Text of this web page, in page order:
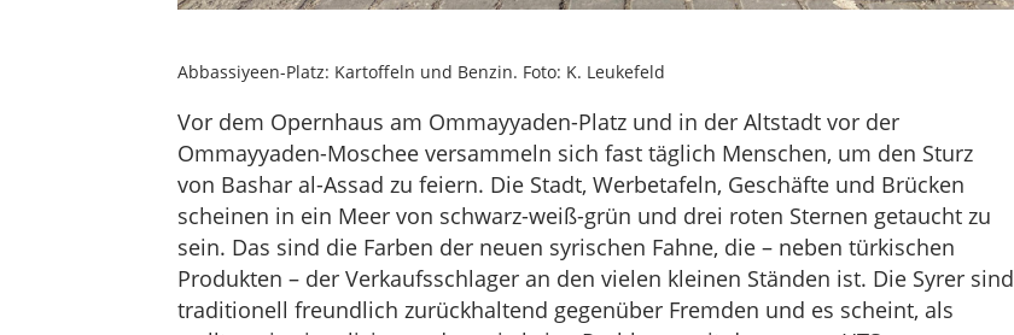
Abbassiyeen-Platz: Kartoffeln und Benzin. Foto: K. Leukefeld
Vor dem Opernhaus am Ommayyaden-Platz und in der Altstadt vor der
Ommayyaden-Moschee versammeln sich fast täglich Menschen, um den Sturz
von Bashar al-Assad zu feiern. Die Stadt, Werbetafeln, Geschäfte und Brücken
scheinen in ein Meer von schwarz-weiß-grün und drei roten Sternen getaucht zu
sein. Das sind die Farben der neuen syrischen Fahne, die – neben türkischen
Produkten – der Verkaufsschlager an den vielen kleinen Ständen ist. Die Syrer sind
traditionell freundlich zurückhaltend gegenüber Fremden und es scheint, als